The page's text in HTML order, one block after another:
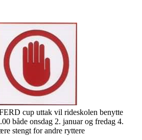
cup uttak vil rideskolen benytte
både onsdag 2. januar og fredag 4.
stengt for andre ryttere